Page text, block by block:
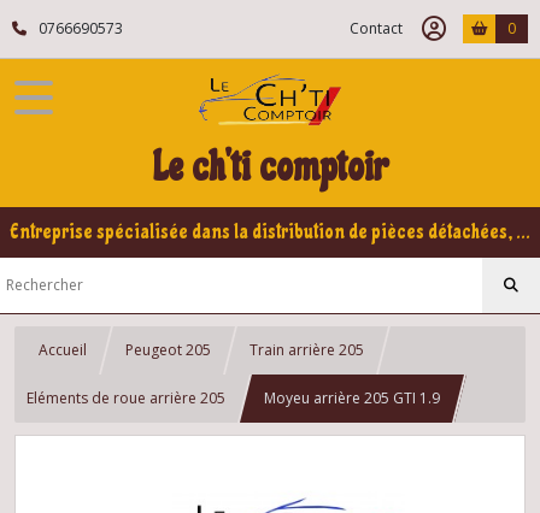
0766690573 Contact 0
Le ch'ti comptoir
Entreprise spécialisée dans la distribution de pièces détachées, refabrication pour voitures Yountimers Peugeot 205 GTI, 309 GTI - GTI16
Accueil Peugeot 205 Train arrière 205
Eléments de roue arrière 205 Moyeu arrière 205 GTI 1.9